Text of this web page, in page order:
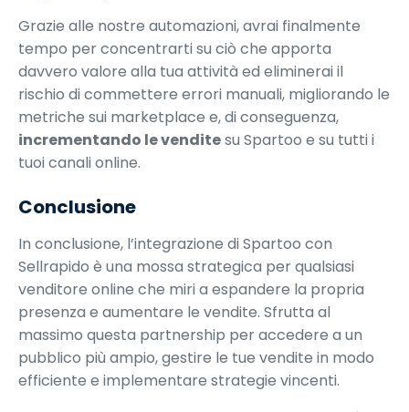
Grazie alle nostre automazioni, avrai finalmente
tempo per concentrarti su ciò che apporta
davvero valore alla tua attività ed eliminerai il
rischio di commettere errori manuali, migliorando le
metriche sui marketplace e, di conseguenza,
incrementando le venditesu Spartoo e su tutti i
tuoi canali online.
Conclusione
In conclusione, l’integrazione di Spartoo con
Sellrapido è una mossa strategica per qualsiasi
venditore online che miri a espandere la propria
presenza e aumentare le vendite. Sfrutta al
massimo questa partnership per accedere a un
pubblico più ampio, gestire le tue vendite in modo
efficiente e implementare strategie vincenti.